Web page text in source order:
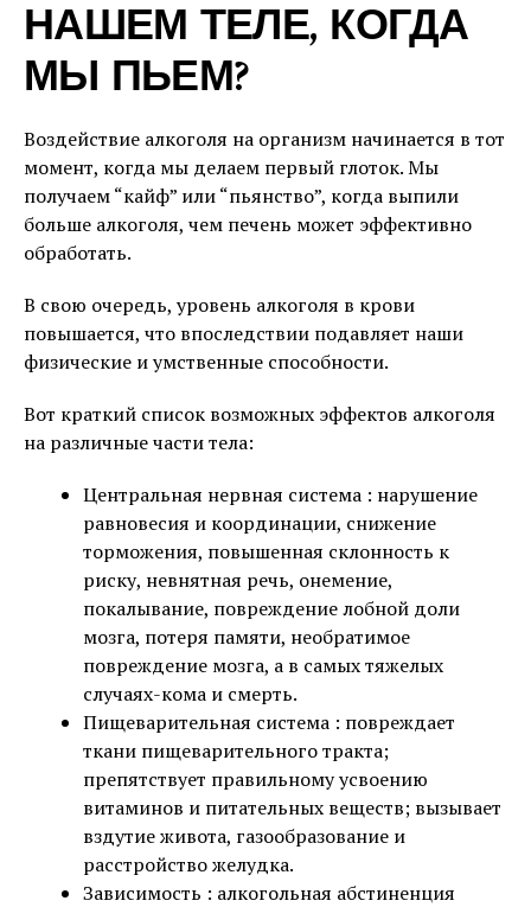
НАШЕМ ТЕЛЕ, КОГДА
МЫ ПЬЕМ?
Воздействие алкоголя на организм начинается в тот
момент, когда мы делаем первый глоток. Мы
получаем “кайф” или “пьянство”, когда выпили
больше алкоголя, чем печень может эффективно
обработать.
В свою очередь, уровень алкоголя в крови
повышается, что впоследствии подавляет наши
физические и умственные способности.
Вот краткий список возможных эффектов алкоголя
на различные части тела:
Центральная нервная система : нарушение
равновесия и координации, снижение
торможения, повышенная склонность к
риску, невнятная речь, онемение,
покалывание, повреждение лобной доли
мозга, потеря памяти, необратимое
повреждение мозга, а в самых тяжелых
случаях-кома и смерть.
Пищеварительная система : повреждает
ткани пищеварительного тракта;
препятствует правильному усвоению
витаминов и питательных веществ; вызывает
вздутие живота, газообразование и
расстройство желудка.
Зависимость : алкогольная абстиненция